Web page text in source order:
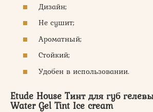
Дизайн;
Не сушит;
Ароматный;
Стойкий;
Удобен в использовании.
Etude House Тинт для губ
Water Gel Tint Ice cream